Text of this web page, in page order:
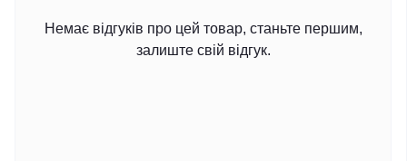
Немає відгуків про цей товар, станьте першим,
залиште свій відгук.